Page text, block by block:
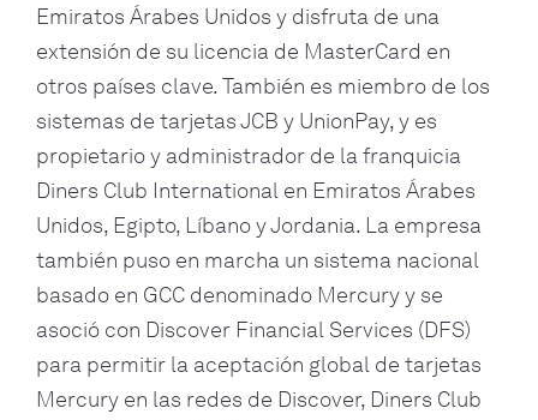
Emiratos Árabes Unidos y disfruta de una
extensión de su licencia de MasterCard en
otros países clave. También es miembro de los
sistemas de tarjetas JCB y UnionPay, y es
propietario y administrador de la franquicia
Diners Club International en Emiratos Árabes
Unidos, Egipto, Líbano y Jordania. La empresa
también puso en marcha un sistema nacional
basado en GCC denominado Mercury y se
asoció con Discover Financial Services (DFS)
para permitir la aceptación global de tarjetas
Mercury en las redes de Discover, Diners Club